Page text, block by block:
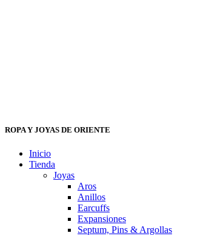
ROPA Y JOYAS DE ORIENTE
Inicio
Tienda
Joyas
Aros
Anillos
Earcuffs
Expansiones
Septum, Pins & Argollas